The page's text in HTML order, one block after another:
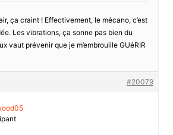
ça craint ! Effectivement, le mécano, c’est
Les vibrations, ça sonne pas bien du
vaut prévenir que je m’embrouille GUéRIR
#20079